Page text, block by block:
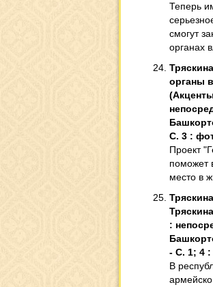
Теперь
смогут
органах
органы
С. 3 :
Проект
поможет
место в
:
- С. 1; 4
В